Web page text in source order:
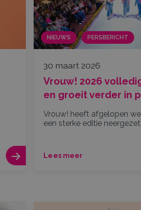
NIEUWS PERSBERICHT
30 maart 2026
Vrouw! 2026
en groeit verder in
Vrouw! heeft afgelopen
een sterke editie neergezet
Lees meer